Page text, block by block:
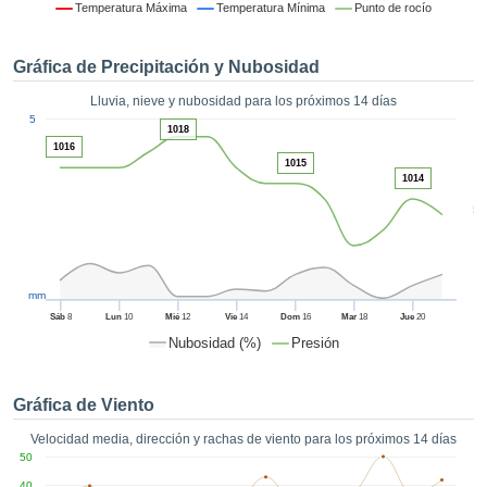
permite
sin coste.
ya sean
en
así como
un perfil
ACEPTAR
Temperatura Máxima Temperatura Mínima Punto de rocío
Gráfica de Precipitación y Nubosidad
Lluvia, nieve y nubosidad para los próximos 14 días
Nubosidad (%) Presión
50
Sáb8 Lun 10 Mié 12 Vie 14 Dom16 Mar18 Jue 20
5
mm
1016
1018
1015
1014
Gráfica de Viento
Velocidad media, dirección y rachas de viento para los próximos 14 días
50